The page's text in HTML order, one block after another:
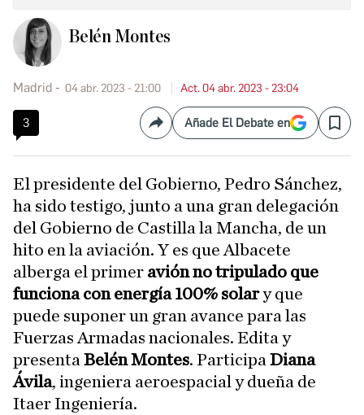
Belén Montes
Madrid 04 abr. 2023 - 21:00 Act. 04 abr. 2023 - 23:04
3 CompartirAñade El Debate en Save
El presidente del Gobierno, Pedro Sánchez,
ha sido testigo, junto a una gran delegación
del Gobierno de Castilla la Mancha, de un
hito en la aviación. Y es que Albacete
alberga el primer avión no tripulado que
funciona con energía 100% solary que
puede suponer un gran avance para las
Fuerzas Armadas nacionales. Edita y
presenta Belén Montes. Participa Diana
Ávila, ingeniera aeroespacial y dueña de
Itaer Ingeniería.